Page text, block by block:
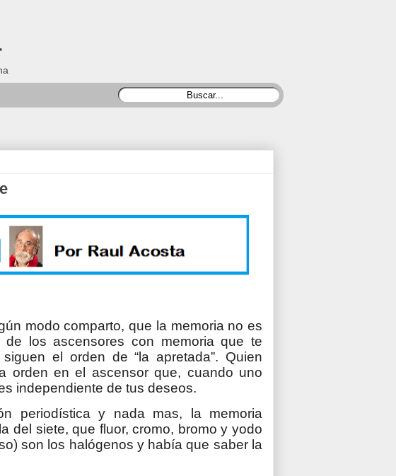
modo comparto, que la memoria no es
los ascensores con memoria que te
el orden de “la apretada”. Quien
orden en el ascensor que, cuando uno
independiente de tus deseos.
periodística y nada mas, la memoria
del siete, que fluor, cromo, bromo y yodo
son los halógenos y había que saber la